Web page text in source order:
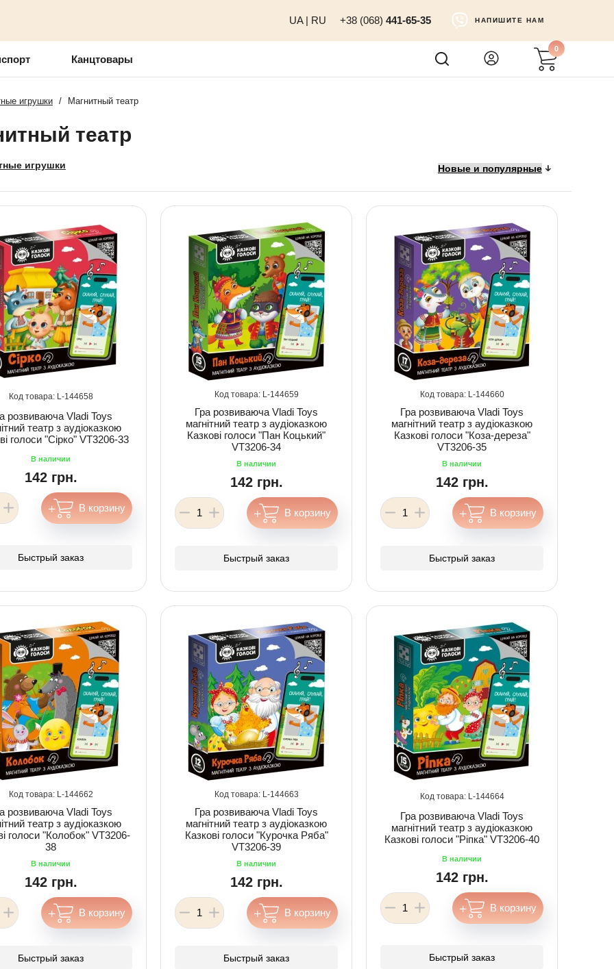
UA| RU +38 (068) 441-65-35 НАПИШИТЕ НАМ
Канцтовары
0
игрушки / Магнитный театр
театр
игрушки
144658
розвиваюча Vladi Toys
театр з аудіоказкою
голоси "Сірко" VT3206-33
142 грн.
Быстрый заказ
144659
Гра розвиваюча Vladi Toys
магнітний театр з аудіоказкою
Казкові голоси "Пан Коцький"
VT3206-34
142 грн.
Быстрый заказ
144660
Гра розвиваюча Vladi Toys
магнітний театр з аудіоказкою
Казкові голоси "Коза-дереза"
VT3206-35
142 грн.
Быстрый заказ
144662
розвиваюча Vladi Toys
театр з аудіоказкою
голоси "Колобок" VT3206-
38
142 грн.
Быстрый заказ
144663
Гра розвиваюча Vladi Toys
магнітний театр з аудіоказкою
Казкові голоси "Курочка Ряба"
VT3206-39
142 грн.
Быстрый заказ
144664
Гра розвиваюча Vladi Toys
магнітний театр з аудіоказкою
Казкові голоси "Ріпка" VT3206-40
142 грн.
Быстрый заказ